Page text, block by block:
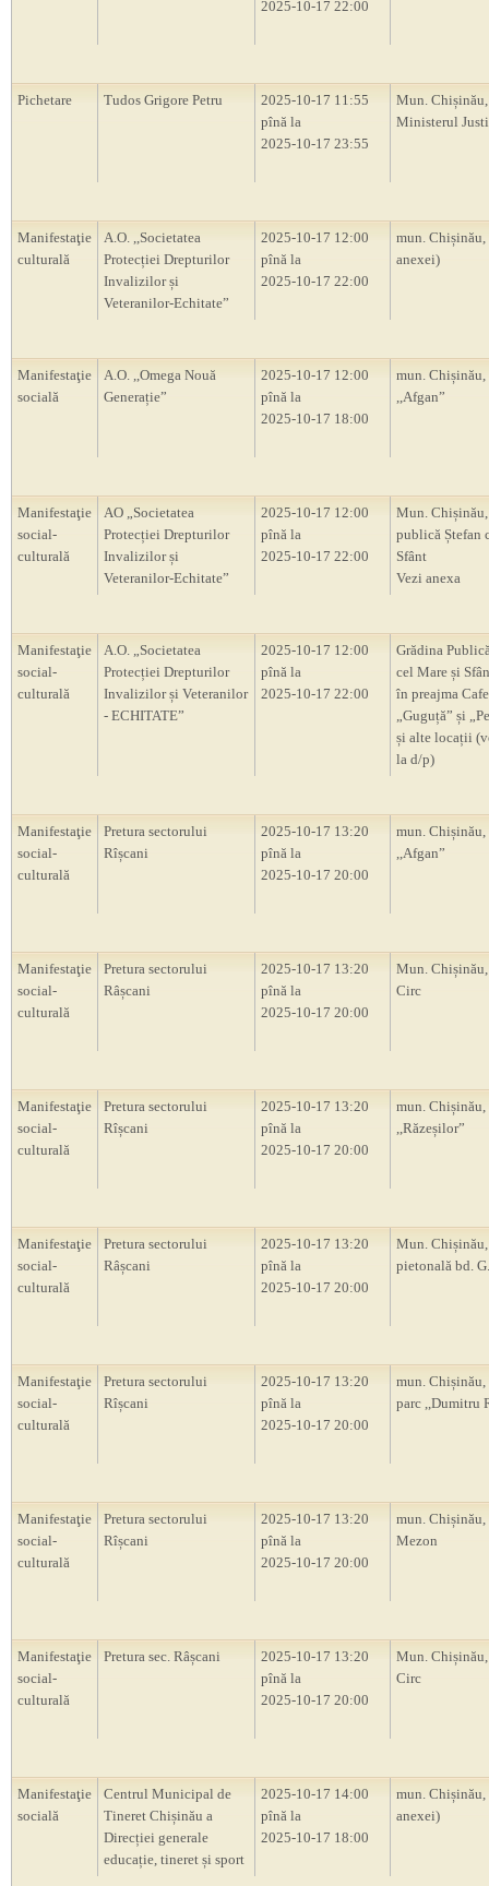
2025-10-17 22:00
Pichetare Tudos Grigore Petru
2025-10-17 11:55
pînă la
2025-10-17 23:55
Mun. Chișinău,
Ministerul
Manifestaţie
culturală
A.O. ,,Societatea
Protecției Drepturilor
Invalizilor și
Veteranilor-Echitate”
2025-10-17 12:00
pînă la
2025-10-17 22:00
mun.
anexei)
Manifestaţie
socială
A.O. ,,Omega Nouă
Generație”
2025-10-17 12:00
pînă la
2025-10-17 18:00
mun. Chișinău,
,,Afgan”
Manifestaţie
social-
culturală
AO „Societatea
Protecției Drepturilor
Invalizilor și
Veteranilor-Echitate”
2025-10-17 12:00
pînă la
2025-10-17 22:00
Mun.
publică Ștefan
Sfânt
Vezi anexa
Manifestaţie
social-
culturală
A.O. „Societatea
Protecției Drepturilor
Invalizilor și Veteranilor
- ECHITATE”
2025-10-17 12:00
pînă la
2025-10-17 22:00
Grădina
cel Mare și
în preajma
„Guguță” și
și alte locații
la d/p)
Manifestaţie
social-
culturală
Pretura sectorului
Rîșcani
2025-10-17 13:20
pînă la
2025-10-17 20:00
mun. Chișinău,
,,Afgan”
Manifestaţie
social-
culturală
Pretura sectorului
Râșcani
2025-10-17 13:20
pînă la
2025-10-17 20:00
Mun.
Circ
Manifestaţie
social-
culturală
Pretura sectorului
Rîșcani
2025-10-17 13:20
pînă la
2025-10-17 20:00
mun. Chișinău,
,,Răzeșilor”
Manifestaţie
social-
culturală
Pretura sectorului
Râșcani
2025-10-17 13:20
pînă la
2025-10-17 20:00
Mun.
pietonală bd.
Manifestaţie
social-
culturală
Pretura sectorului
Rîșcani
2025-10-17 13:20
pînă la
2025-10-17 20:00
mun. Chișinău,
parc ,,Dumitru
Manifestaţie
social-
culturală
Pretura sectorului
Rîșcani
2025-10-17 13:20
pînă la
2025-10-17 20:00
mun. Chișinău,
Mezon
Manifestaţie
social-
culturală
Pretura sec. Râșcani
2025-10-17 13:20
pînă la
2025-10-17 20:00
Mun.
Circ
Manifestaţie
socială
Centrul Municipal de
Tineret Chișinău a
Direcției generale
educație, tineret și sport
2025-10-17 14:00
pînă la
2025-10-17 18:00
mun.
anexei)